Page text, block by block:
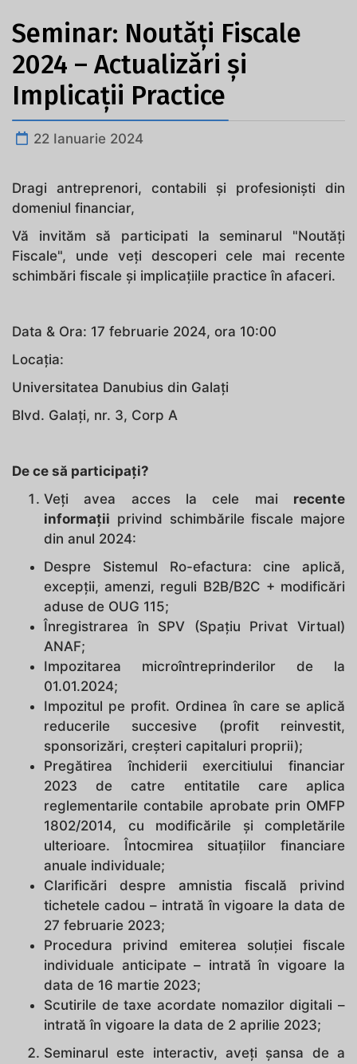
Seminar: Noutăți Fiscale
2024 – Actualizări și
Implicații Practice
22 Ianuarie 2024
Dragi antreprenori, contabili și profesioniști din
domeniul financiar,
Vă invităm să participati la seminarul "Noutăți
Fiscale", unde veți descoperi cele mai recente
schimbări fiscale și implicațiile practice în afaceri.
Data & Ora: 17 februarie 2024, ora 10:00
Locația:
Universitatea Danubius din Galați
Blvd. Galați, nr. 3, Corp A
De ce să participați?
Veți avea acces la cele mai recente
informații privind schimbările fiscale majore
din anul 2024:
Despre Sistemul Ro-efactura: cine aplică,
excepții, amenzi, reguli B2B/B2C + modificări
aduse de OUG 115;
Înregistrarea în SPV (Spațiu Privat Virtual)
ANAF;
Impozitarea microîntreprinderilor de la
01.01.2024;
Impozitul pe profit. Ordinea în care se aplică
reducerile succesive (profit reinvestit,
sponsorizări, creșteri capitaluri proprii);
Pregătirea închiderii exercitiului financiar
2023 de catre entitatile care aplica
reglementarile contabile aprobate prin OMFP
1802/2014, cu modificările și completările
ulterioare. Întocmirea situațiilor financiare
anuale individuale;
Clarificări despre amnistia fiscală privind
tichetele cadou – intrată în vigoare la data de
27 februarie 2023;
Procedura privind emiterea soluției fiscale
individuale anticipate – intrată în vigoare la
data de 16 martie 2023;
Scutirile de taxe acordate nomazilor digitali –
intrată în vigoare la data de 2 aprilie 2023;
Seminarul este interactiv, aveți șansa de a